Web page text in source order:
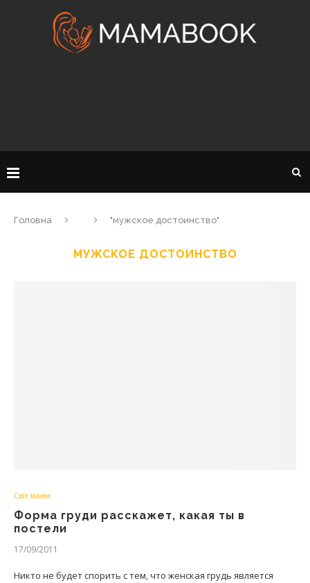
Головна "мужское достоинство"
МУЖСКОЕ ДОСТОИНСТВО
Світ мами
Форма груди расскажет, какая ты в
постели
17/09/2011
Никто не будет спорить с тем, что женская грудь является